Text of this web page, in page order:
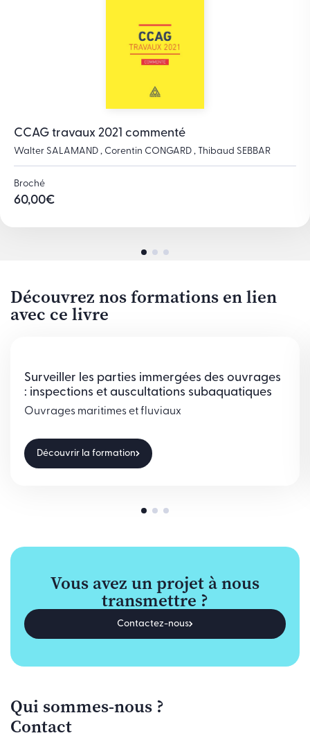
CCAG travaux 2021 commenté
Walter SALAMAND , Corentin CONGARD , Thibaud SEBBAR
Broché
60,00€
Découvrez nos formations en lien
avec ce livre
Surveiller les parties immergées des ouvrages
: inspections et auscultations subaquatiques
Ouvrages maritimes et fluviaux
Découvrir la formation
Vous avez un projet à nous
transmettre ?
Contactez-nous
Qui sommes-nous ?
Contact